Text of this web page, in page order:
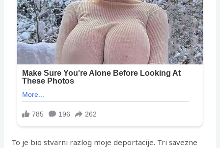
To je bio stvarni razlog moje deportacije. Tri savezne